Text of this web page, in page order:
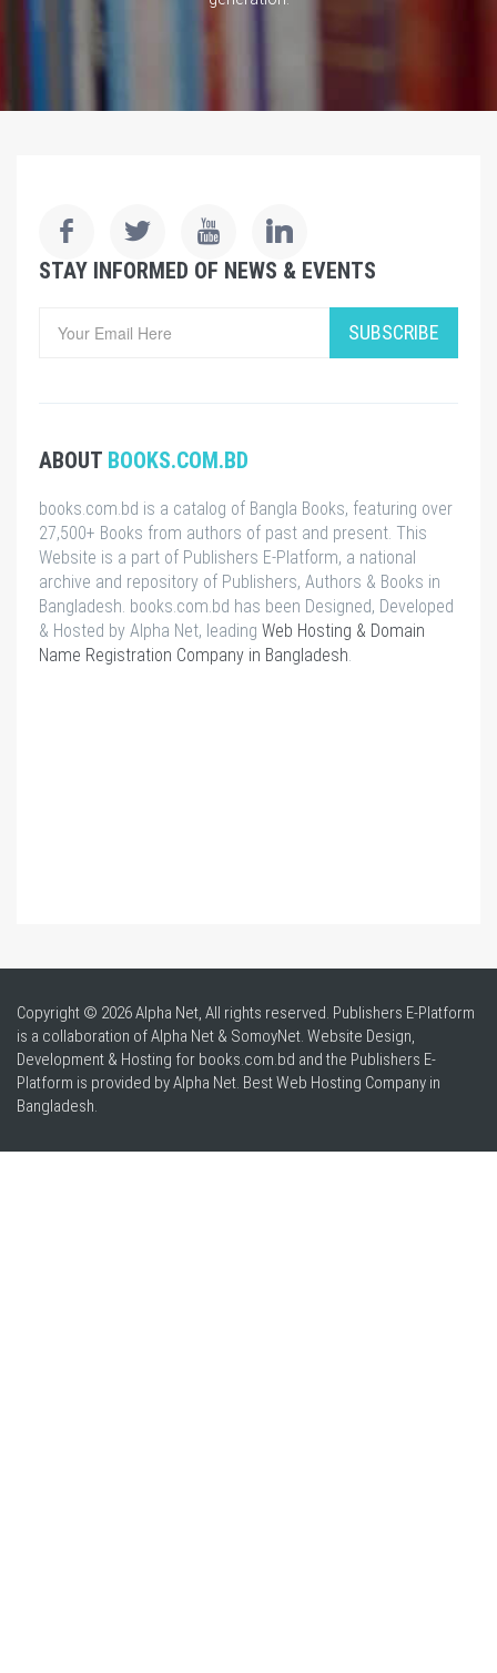
STAY INFORMED OF NEWS & EVENTS
SUBSCRIBE
ABOUT BOOKS.COM.BD
books.com.bd is a catalog of Bangla Books, featuring over
27,500+ Books from authors of past and present. This
Website is a part of Publishers E-Platform, a national
archive and repository of Publishers, Authors & Books in
Bangladesh. books.com.bd has been Designed, Developed
& Hosted by Alpha Net, leading Web Hosting & Domain
Name Registration Company in Bangladesh
Copyright © 2026 Alpha Net, All rights reserved. Publishers E-Platform
is a collaboration of Alpha Net & SomoyNet. Website Design,
Development & Hosting for books.com.bd and the Publishers E-
Platform is provided by Alpha Net. BestWeb Hosting Company in
Bangladesh.